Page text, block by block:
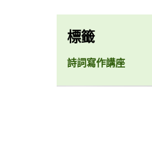
標籤
詩詞寫作講座